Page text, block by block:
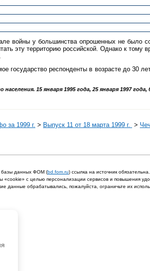
войны у большинства опрошенных не было
эту территорию российской. Однако к
государство респонденты в возрасте до 30
15 января 1995 года, 25 января 1997
за 1999 г. > Выпуск 11 от 18 марта 1999 г. >
базы данных ФОМ (bd.fom.ru) ссылка на источник обязательна.
с целью персонализации сервисов и повышения
данные обрабатывались, пожалуйста, ограничьте их